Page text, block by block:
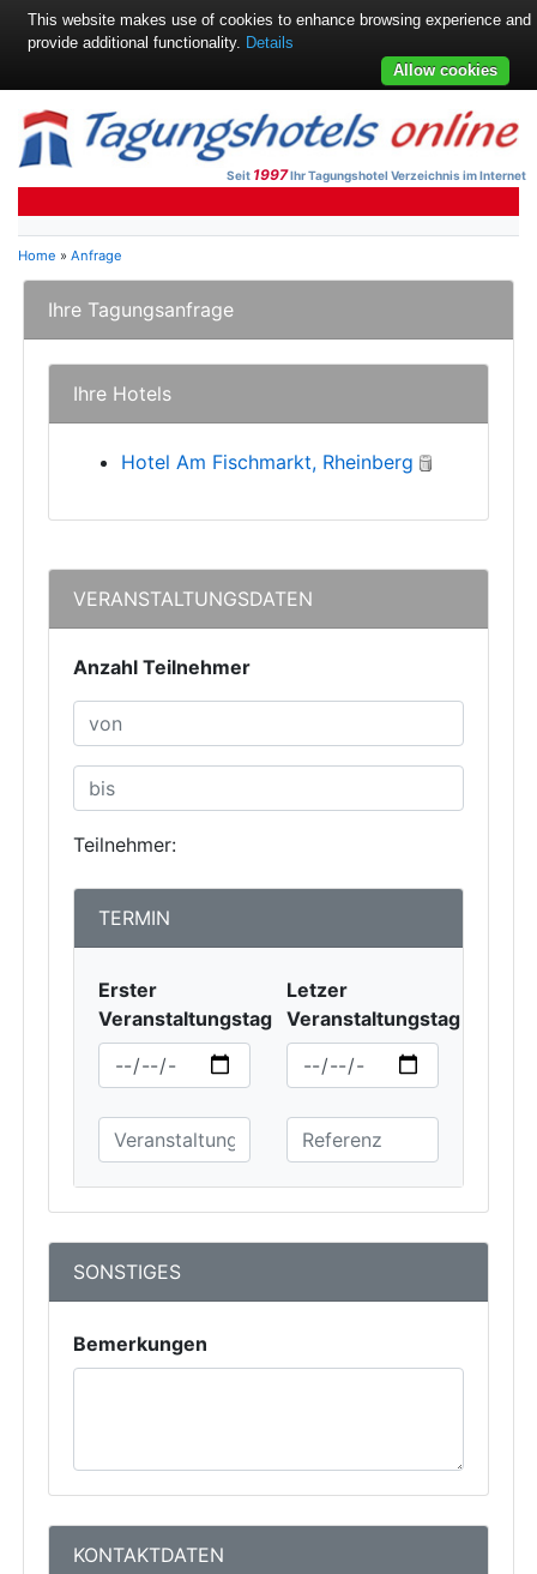
Seit 1997Ihr Tagungshotel Verzeichnis im Internet
Home » Anfrage
Ihre Tagungsanfrage
Ihre Hotels
Hotel Am Fischmarkt, Rheinberg
VERANSTALTUNGSDATEN
Anzahl Teilnehmer
Teilnehmer:
TERMIN
Erster
Veranstaltungstag
Letzer
Veranstaltungstag
SONSTIGES
Bemerkungen
KONTAKTDATEN
This website makes use of cookies to enhance browsing experience and
provide additional functionality. Details
Allow cookies